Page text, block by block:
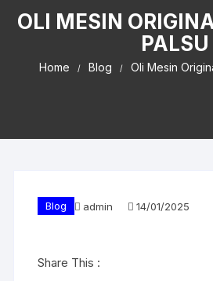
OLI MESIN
PALSU
Home Blog Oli Mesin
Blog admin 14/01/2025
Share This :